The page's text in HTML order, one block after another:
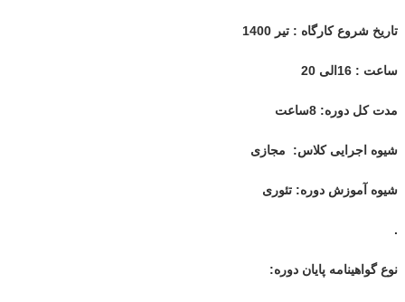
تاریخ شروع کارگاه : تیر 1400
ساعت : 16الی 20
مدت کل دوره: 8ساعت
شیوه اجرایی کلاس: مجازی
شیوه آموزش دوره: تئوری
.
نوع گواهینامه پایان دوره: